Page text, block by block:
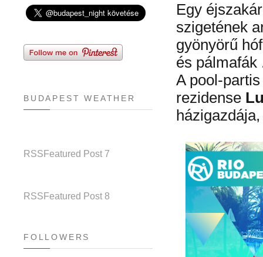
Egy
szigetének
gyönyörű
és pálmafák
A pool-
rezidense
BUDAPEST WEATHER
RSS Featured Post 7
RSS Featured Post 8
FOLLOWERS